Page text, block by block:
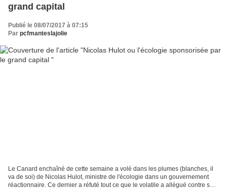
grand capital
Publié le 08/07/2017 à 07:15
Par pcfmanteslajolie
Le Canard enchaîné de cette semaine a volé dans les plumes (blanches, il
va de soi) de Nicolas Hulot, ministre de l'écologie dans un gouvernement
réactionnaire. Ce dernier a réfuté tout ce que le volatile a allégué contre sa